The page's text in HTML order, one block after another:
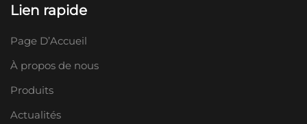
Lien rapide
Page D’Accueil
À propos de nous
Produits
Actualités